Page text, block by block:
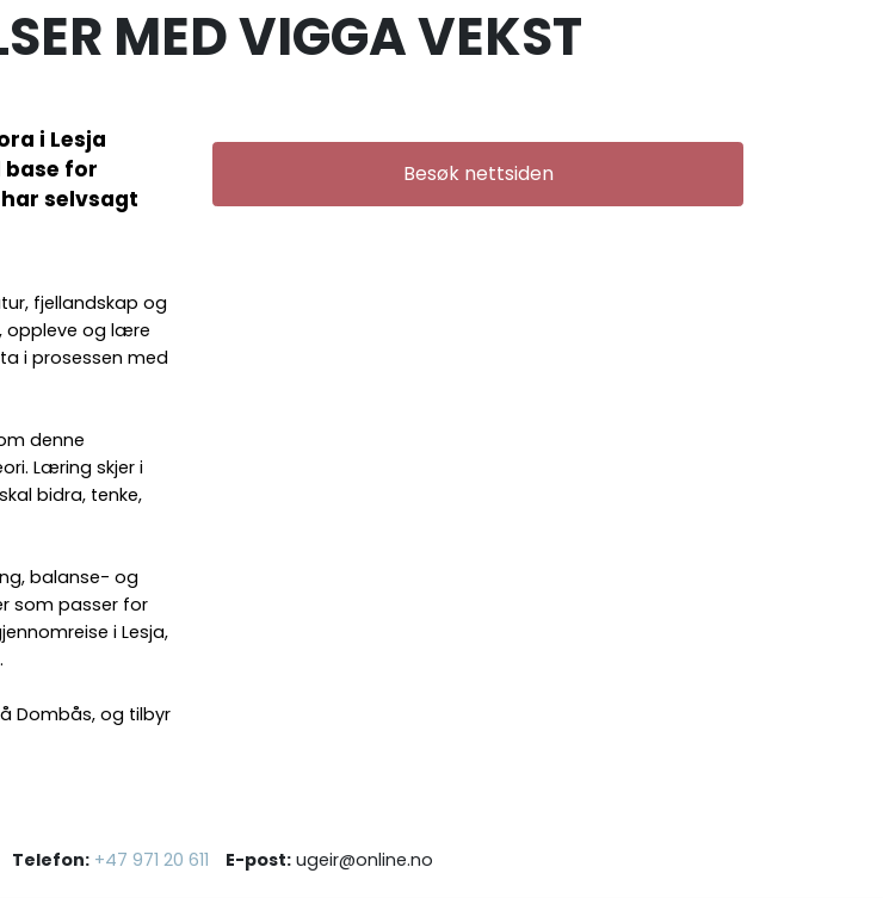
MED VIGGA VEKST
Besøk nettsiden
i Lesja
base for
selvsagt
fjellandskap og
oppleve og lære
i prosessen med
denne
Læring skjer i
bidra, tenke,
balanse- og
som passer for
i Lesja,
Dombås, og tilbyr
Telefon: +47 971 20 611 E-post: ugeir@online.no